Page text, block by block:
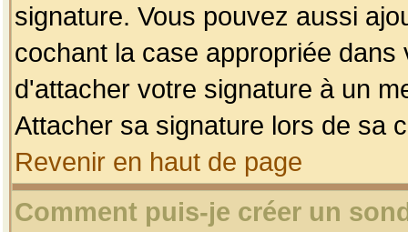
signature. Vous pouvez aussi
cochant la case appropriée
d'attacher votre signature à un
Attacher sa signature lors de sa
Revenir en haut de page
Comment puis-je créer un